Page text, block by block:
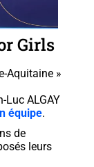
Girls
Aquitaine »
Luc ALGAY
équipe.
de
leurs